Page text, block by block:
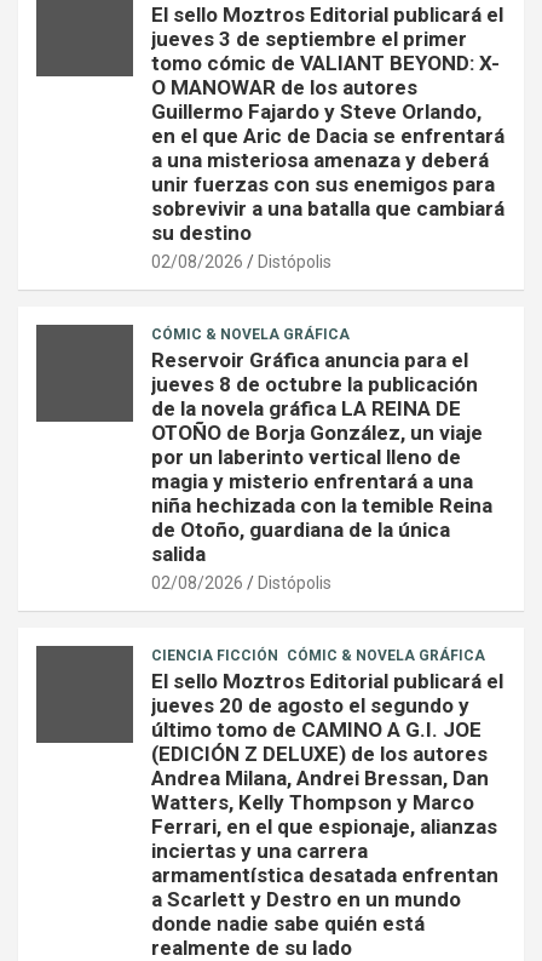
El sello Moztros Editorial publicará el
jueves 3 de septiembre el primer
tomo cómic de VALIANT BEYOND: X-
O MANOWAR de los autores
Guillermo Fajardo y Steve Orlando,
en el que Aric de Dacia se enfrentará
a una misteriosa amenaza y deberá
unir fuerzas con sus enemigos para
sobrevivir a una batalla que cambiará
su destino
02/08/2026 Distópolis
CÓMIC & NOVELA GRÁFICA
Reservoir Gráfica anuncia para el
jueves 8 de octubre la publicación
de la novela gráfica LA REINA DE
OTOÑO de Borja González, un viaje
por un laberinto vertical lleno de
magia y misterio enfrentará a una
niña hechizada con la temible Reina
de Otoño, guardiana de la única
salida
02/08/2026 Distópolis
CIENCIA FICCIÓN CÓMIC & NOVELA GRÁFICA
El sello Moztros Editorial publicará el
jueves 20 de agosto el segundo y
último tomo de CAMINO A G.I. JOE
(EDICIÓN Z DELUXE) de los autores
Andrea Milana, Andrei Bressan, Dan
Watters, Kelly Thompson y Marco
Ferrari, en el que espionaje, alianzas
inciertas y una carrera
armamentística desatada enfrentan
a Scarlett y Destro en un mundo
donde nadie sabe quién está
realmente de su lado